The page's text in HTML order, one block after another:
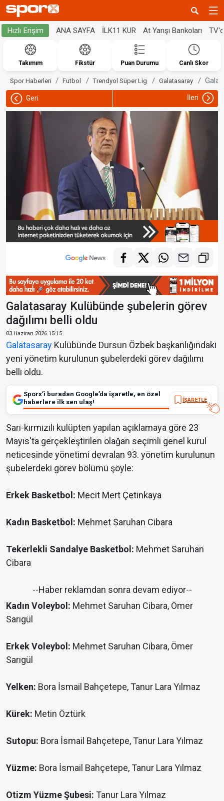
Hızlı Erişim ANA SAYFA İLK11 KUR At Yarışı Bankoları
Takımım Fikstür Puan Durumu Canlı Skor
Spor Haberleri Futbol Trendyol Süper Lig Galatasaray
Geri İleri
Galatasaray Kulübünde şubelerin görev
dağılımı belli oldu
03 Haziran 2026 15:15
Galatasaray Kulübünde Dursun Özbek başkanlığındaki
yeni yönetim kurulunun şubelerdeki görev dağılımı
belli oldu.
Sporx’i buradan Google’da işaretle, en özel
haberlere ilk sen ulaş!
İŞARETLE
Sarı-kırmızılı kulüpten yapılan açıklamaya göre 23
Mayıs'ta gerçekleştirilen olağan seçimli genel kurul
neticesinde yönetimi devralan 93. yönetim kurulunun
şubelerdeki görev bölümü şöyle:
Erkek Basketbol: Mecit Mert Çetinkaya
Kadın Basketbol: Mehmet Saruhan Cibara
Tekerlekli Sandalye Basketbol: Mehmet Saruhan
Cibara
--Haber reklamdan sonra devam ediyor--
Kadın Voleybol: Mehmet Saruhan Cibara, Ömer
Sarıgül
Erkek Voleybol: Mehmet Saruhan Cibara, Ömer
Sarıgül
Yelken: Bora İsmail Bahçetepe, Tanur Lara Yılmaz
Kürek: Metin Öztürk
Sutopu: Bora İsmail Bahçetepe, Tanur Lara Yılmaz
Yüzme: Bora İsmail Bahçetepe, Tanur Lara Yılmaz
Otizm Yüzme Şubesi: Tanur Lara Yılmaz